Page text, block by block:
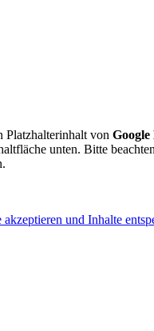
Platzhalterinhalt von Google
unten. Bitte
und Inhalte